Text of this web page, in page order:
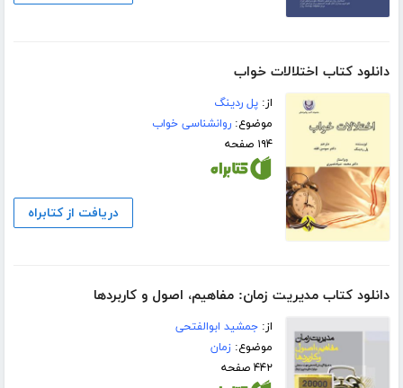
دانلود کتاب اختلالات خواب
از:پل ردینگ
موضوع:روانشناسی خواب
۱۹۴ صفحه
دریافت از کتابراه
دانلود کتاب مدیریت زمان: مفاهیم، اصول و کاربردها
از:جمشید ابوالفتحی
موضوع:زمان
۴۴۲ صفحه